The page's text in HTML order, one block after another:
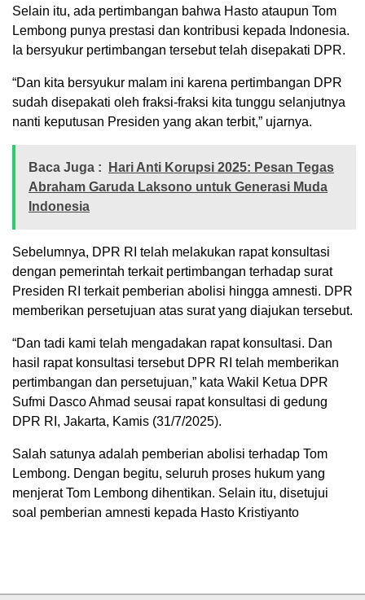
Selain itu, ada pertimbangan bahwa Hasto ataupun Tom
Lembong punya prestasi dan kontribusi kepada Indonesia.
Ia bersyukur pertimbangan tersebut telah disepakati DPR.
“Dan kita bersyukur malam ini karena pertimbangan DPR
sudah disepakati oleh fraksi-fraksi kita tunggu selanjutnya
nanti keputusan Presiden yang akan terbit,” ujarnya.
Baca Juga :
Hari Anti Korupsi 2025: Pesan Tegas
Abraham Garuda Laksono untuk Generasi Muda
Indonesia
Sebelumnya, DPR RI telah melakukan rapat konsultasi
dengan pemerintah terkait pertimbangan terhadap surat
Presiden RI terkait pemberian abolisi hingga amnesti. DPR
memberikan persetujuan atas surat yang diajukan tersebut.
“Dan tadi kami telah mengadakan rapat konsultasi. Dan
hasil rapat konsultasi tersebut DPR RI telah memberikan
pertimbangan dan persetujuan,” kata Wakil Ketua DPR
Sufmi Dasco Ahmad seusai rapat konsultasi di gedung
DPR RI, Jakarta, Kamis (31/7/2025).
Salah satunya adalah pemberian abolisi terhadap Tom
Lembong. Dengan begitu, seluruh proses hukum yang
menjerat Tom Lembong dihentikan. Selain itu, disetujui
soal pemberian amnesti kepada Hasto Kristiyanto